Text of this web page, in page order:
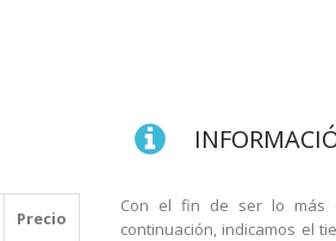
Precio
Con el fin de ser lo más
continuación, indicamos el